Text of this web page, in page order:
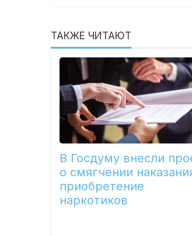
ТАКЖЕ ЧИТАЮТ
В Госдуму внесли
о смягчении
приобретение
наркотиков